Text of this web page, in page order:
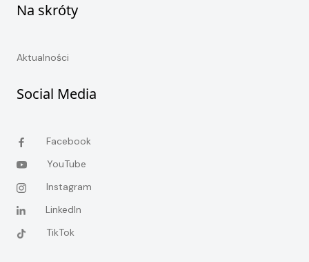
Na skróty
Aktualności
Social Media
Facebook
YouTube
Instagram
LinkedIn
TikTok